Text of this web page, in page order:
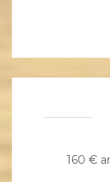
160 €